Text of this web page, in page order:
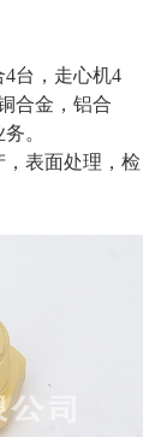
台，走心机4
合金，铝合
。
表面处理，检